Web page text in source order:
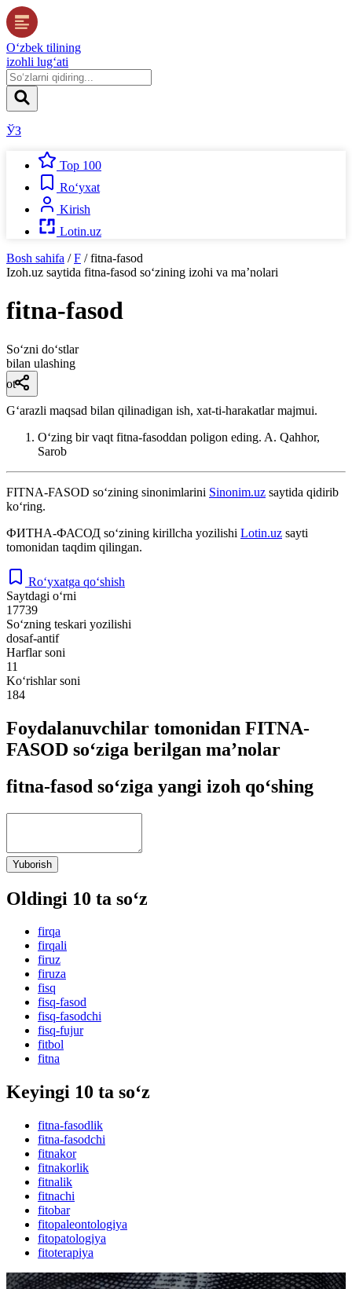
O‘zbek tilining
izohli lug‘ati
ЎЗ
Top 100
Ro‘yxat
Kirish
Lotin.uz
Bosh sahifa / F / fitna-fasod
Izoh.uz saytida fitna-fasod so‘zining izohi va ma’nolari
fitna-fasod
So‘zni do‘stlar
bilan ulashing
ot
Gʻarazli maqsad bilan qilinadigan ish, xat-ti-harakatlar majmui.
Oʻzing bir vaqt fitna-fasoddan poligon eding. A. Qahhor,
Sarob
FITNA-FASOD so‘zining sinonimlarini Sinonim.uz saytida qidirib
ko‘ring.
ФИТНА-ФАСОД so‘zining kirillcha yozilishi Lotin.uz sayti
tomonidan taqdim qilingan.
Ro‘yxatga qo‘shish
Saytdagi o‘rni
17739
So‘zning teskari yozilishi
dosaf-antif
Harflar soni
11
Ko‘rishlar soni
184
Foydalanuvchilar tomonidan FITNA-
FASOD so‘ziga berilgan ma’nolar
fitna-fasod so‘ziga yangi izoh qo‘shing
Yuborish
Oldingi 10 ta so‘z
firqa
firqali
firuz
firuza
fisq
fisq-fasod
fisq-fasodchi
fisq-fujur
fitbol
fitna
Keyingi 10 ta so‘z
fitna-fasodlik
fitna-fasodchi
fitnakor
fitnakorlik
fitnalik
fitnachi
fitobar
fitopaleontologiya
fitopatologiya
fitoterapiya